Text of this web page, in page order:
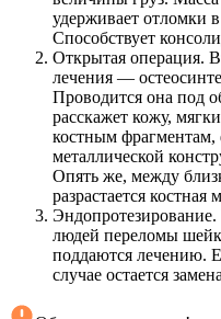
удерживает отломки
Способствует
Открытая операция.
лечения —
Проводится она под
расскажет кожу,
костным
металлической
Опять же, между
разрастается костная
людей переломы
поддаются лечению.
случае остается